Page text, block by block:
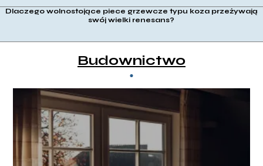
Dlaczego wolnostojące piece grzewcze typu koza przeżywają
swój wielki renesans?
Budownictwo